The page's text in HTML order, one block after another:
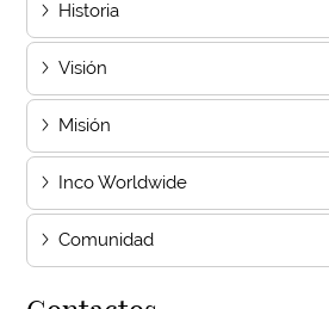
Historia
Visión
Misión
Inco Worldwide
Comunidad